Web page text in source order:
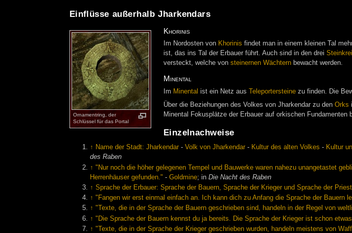
Einflüsse außerhalb Jharkendars
Ornamentring, der
Schlüssel für das Portal
Khorinis
Im Nordosten von Khorinis findet man in einem kleinen Tal
ist, das ins Tal der Erbauer führt. Auch sind in den drei
versteckt, welche von steinernen Wächternbewacht werden.
Minental
Im Minental ist ein Netz aus Teleportersteinezu finden. Die
Über die Beziehungen des Volkes von Jharkendar zu den Orks
Minental Fokusplätze der Erbauer auf orkischen
Einzelnachweise
↑ Name der Stadt: Jharkendar -Volk von Jharkendar - Kultur des alten Volkes - Kultur
des Raben
↑ "Nur noch die höher gelegenen Tempel und Bauwerke waren nahezu unangetastet
Herrenhäuser gefunden." -Goldmine; inDie Nacht des Raben
↑ Sprache der Erbauer: Sprache der Bauern, Sprache der Krieger und Sprache der
↑ "Fangen wir erst einmal einfach an. Ich kann dich zu Anfang die Sprache der Bauern
↑ "Texte, die in der Sprache der Bauern geschrieben sind, handeln in der Regel von
↑ "Die Sprache der Bauern kennst du ja bereits. Die Sprache der Krieger ist schon
↑ "Texte, die in der Sprache der Krieger geschrieben wurden, handeln meistens von